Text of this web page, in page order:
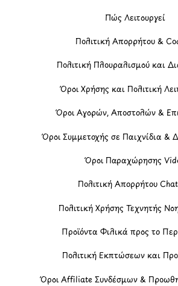
Πώς Λειτουργεί
Πολιτική Απορρήτου &
Πολιτική Πλουραλισμού και
Όροι Χρήσης και Πολιτική
Όροι Αγορών, Αποστολών &
Όροι Συμμετοχής σε Παιχνίδια &
Όροι Παραχώρησης
Πολιτική Απορρήτου
Πολιτική Χρήσης Τεχνητής
Προϊόντα Φιλικά προς το
Πολιτική Εκπτώσεων και
Όροι Affiliate Συνδέσμων &